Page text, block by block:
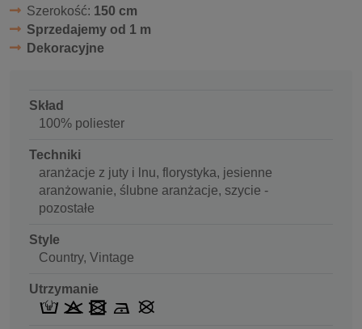
Szerokość: 150 cm
Sprzedajemy od 1 m
Dekoracyjne
Skład
100% poliester
Techniki
aranżacje z juty i lnu, florystyka, jesienne
aranżowanie, ślubne aranżacje, szycie -
pozostałe
Style
Country, Vintage
Utrzymanie